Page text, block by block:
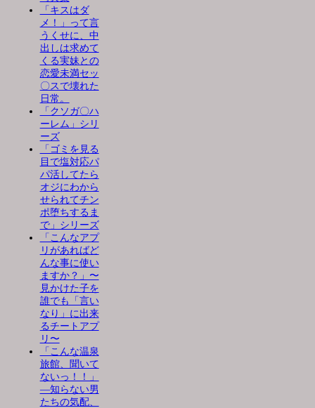
「キスはダ
メ！」って言
うくせに、中
出しは求めて
くる実妹との
恋愛未満セッ
〇スで壊れた
日常。
「クソガ〇ハ
ーレム」シリ
ーズ
「ゴミを見る
目で塩対応パ
パ活してたら
オジにわから
せられてチン
ポ堕ちするま
で」シリーズ
「こんなアプ
リがあればど
んな事に使い
ますか？」〜
見かけた子を
誰でも「言い
なり」に出来
るチートアプ
リ〜
「こんな温泉
旅館、聞いて
ないっ！！」
―知らない男
たちの気配、